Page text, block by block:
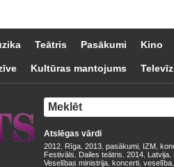
Teātris Pasākumi Kino
Kultūras mantojums
Atslēgas vārdi
2012 Rīga 2013 pasākumi IZM
Festivāls
Dailes teātris 2014 Latvija
Veselības ministrija koncerti veselība